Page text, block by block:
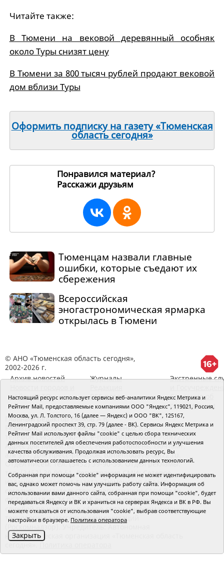
Читайте также:
В Тюмени на вековой деревянный особняк
около Туры снизят цену
В Тюмени за 800 тысяч рублей продают вековой
дом вблизи Туры
Оформить подписку на газету «Тюменская
область сегодня»
Понравился материал?
Расскажи друзьям
Тюменцам назвали главные
ошибки, которые съедают их
сбережения
Всероссийская
эногастрономическая ярмарка
открылась в Тюмени
© АНО «Тюменская область сегодня»,
2002-2026 г.
Архив новостей
районов ТО
Журналы
RSS поток
Экстренные
Сведения об
организации
Главный редактор Рябков А.В.
Редакция: 625002, Тюмень, Осипенко, 81,
телефон (3452)49-00-18, e-mail: tumentoday@obl72.ru
Адрес для писем: 625000, Россия, Тюмень, Почтамт,
а/я 371. Для пресс-релизов: tumentoday@obl72.ru.
Отдел писем: тел. (3452) 39-90-59. Отдел рекламы:
тел. (3452) 39-90-51. Регистрация СМИ: Сетевое
издание «Интернет-газета «Тюменская область
сегодня», свидетельство о регистрации СМИ Эл №
ФС77-64918 от 24.02.2016 выдано Федеральной
службой по надзору в сфере связи, информационных
технологий и массовых коммуникаций
некоммерческая организация «Тюменская область
Настоящий ресурс использует сервисы веб-аналитики Яндекс Метрика и
Рейтинг Mail, предоставляемые компаниями ООО "Яндекс", 119021, Россия,
Москва, ул. Л. Толстого, 16 (далее — Яндекс) и ООО "ВК", 125167,
Ленинградский проспект 39, стр. 79 (далее - ВК). Сервисы Яндекс Метрика и
Рейтинг Mail используют файлы "cookie" с целью сбора технических
данных посетителей для обеспечения работоспособности и улучшения
качества обслуживания. Продолжая использовать ресурс, Вы
автоматически соглашаетесь с использованием данных технологий.
Собранная при помощи "cookie" информация не может идентифицировать
вас, однако может помочь нам улучшить работу сайта. Информация об
использовании вами данного сайта, собранная при помощи "cookie", будет
передаваться Яндексу и ВК и храниться на серверах Яндекса и ВК в РФ. Вы
можете отказаться от использования "cookie", выбрав соответствующие
настройки в браузере. Политика оператора
Закрыть